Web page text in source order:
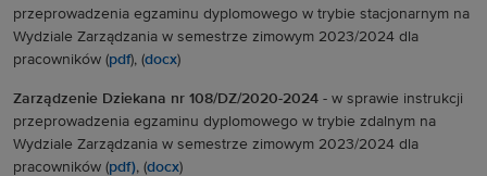
przeprowadzenia egzaminu dyplomowego w trybie stacjonarnym na
Wydziale Zarządzania w semestrze zimowym 2023/2024 dla
pracowników (pdf), (docx)
Zarządzenie Dziekana nr 108/DZ/2020-2024 - w sprawie instrukcji
przeprowadzenia egzaminu dyplomowego w trybie zdalnym na
Wydziale Zarządzania w semestrze zimowym 2023/2024 dla
pracowników (pdf), (docx)